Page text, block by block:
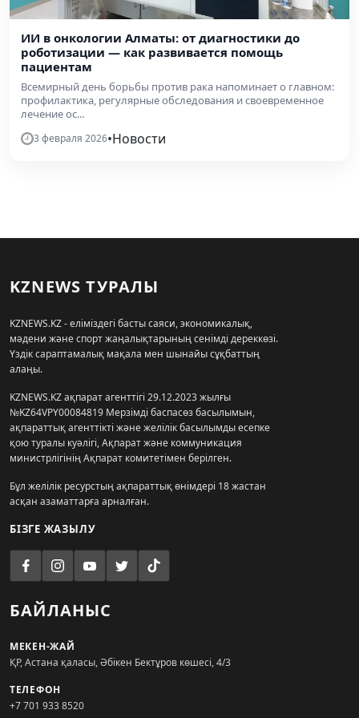
ИИ в онкологии Алматы: от диагностики до
роботизации — как развивается помощь
пациентам
Всемирный день борьбы против рака напоминает о главном:
профилактика, регулярные обследования и своевременное
лечение ос...
3 февраля 2026•Новости
KZNEWS ТУРАЛЫ
KZNEWS.KZ - еліміздегі басты саяси, экономикалық,
мәдени және спорт жаңалықтарының сенімді дереккөзі.
Үздік сараптамалық мақала мен шынайы сұқбаттың
алаңы.
KZNEWS.KZ ақпарат агенттігі 29.12.2023 жылғы
№KZ64VPY00084819 Мерзімді баспасөз басылымын,
ақпараттық агенттікті және желілік басылымды есепке
қою туралы куәлігі, Ақпарат және коммуникация
министрлігінің Ақпарат комитетімен берілген.
Бұл желілік ресурстың ақпараттық өнімдері 18 жастан
асқан азаматтарға арналған.
БІЗГЕ ЖАЗЫЛУ
БАЙЛАНЫС
МЕКЕН-ЖАЙ
ҚР, Астана қаласы, Әбікен Бектұров көшесі, 4/3
ТЕЛЕФОН
+7 701 933 8520